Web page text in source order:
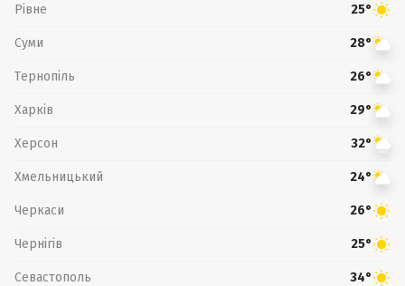
Рівне 25°
Суми 28°
Тернопіль 26°
Харків 29°
Херсон 32°
Хмельницький 24°
Черкаси 26°
Чернігів 25°
Севастополь 34°